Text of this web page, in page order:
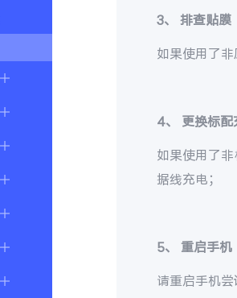
3、排查贴膜
如果使用了
4、 更换标
如果使用了
据线充电；
5、重启手机
请重启手机尝